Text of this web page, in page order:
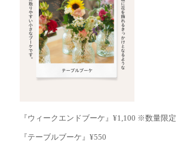
『ウィークエンドブーケ』¥1,100 ※数量限定
『テーブルブーケ』¥550